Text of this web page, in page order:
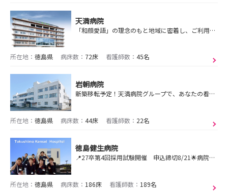
天満病院
「和顔愛語」の理念のもと地域に密着し、ご利用者の幸せを考え続ける組織であり続けます。
所在地： 徳島県 病床数： 72床 看護師数： 45名
岩朝病院
新築移転予定！天満病院グループで、あなたの看護師としての夢を実現しませんか？キャリアの第一歩を踏み出すための貴重な機会をお見逃しなく！
所在地： 徳島県 病床数： 44床 看護師数： 22名
徳島健生病院
📍27卒第4回採用試験開催 申込締切8/21🌟病院見学会開催🌟9月申込締切間近 9/2（水）9/4（金）希望する病棟はより詳しく見学できます🍉
所在地： 徳島県 病床数： 186床 看護師数： 189名